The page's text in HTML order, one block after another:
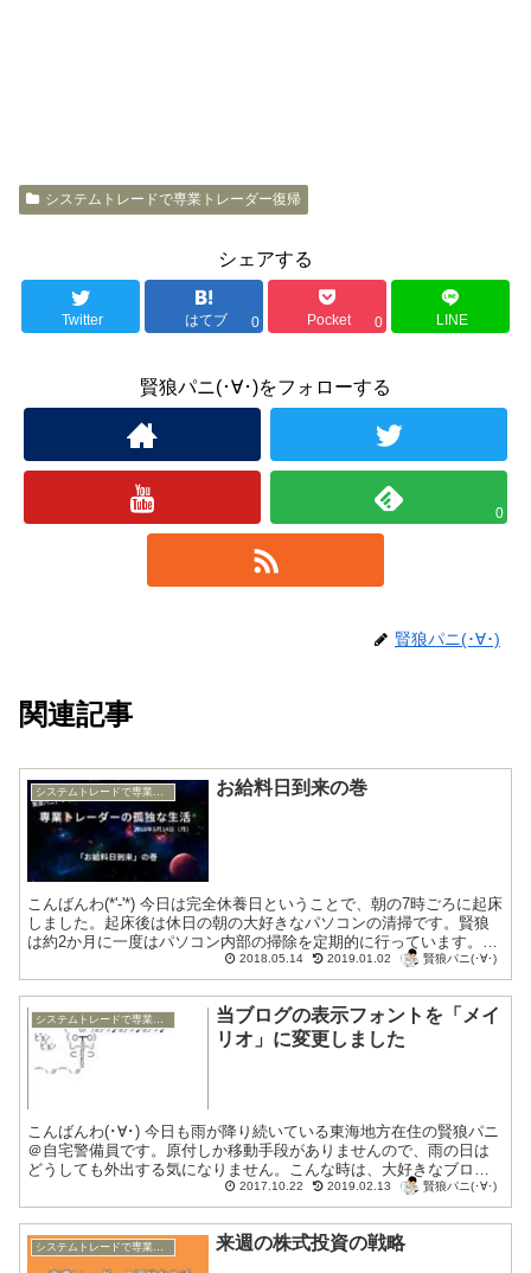
システムトレードで専業トレーダー復帰
シェアする
Twitter はてブ 0 Pocket 0 LINE
賢狼パニ(･∀･)をフォローする
0
賢狼パニ(･∀･)
関連記事
システムトレードで専業トレーダー復帰 お給料日到来の巻
こんばんわ(*'-'*) 今日は完全休養日ということで、朝の7時ごろに起床
しました。起床後は休日の朝の大好きなパソコンの清掃です。賢狼
は約2か月に一度はパソコン内部の掃除を定期的に行っています。こ
れはとても重要なことなのです。...
2018.05.14 2019.01.02 賢狼パニ(･∀･)
システムトレードで専業トレーダー復帰
当ブログの表示フォントを「メイ
リオ」に変更しました
こんばんわ(･∀･) 今日も雨が降り続いている東海地方在住の賢狼パニ
＠自宅警備員です。原付しか移動手段がありませんので、雨の日は
どうしても外出する気になりません。こんな時は、大好きなブログ
のカスタマイズや執筆活動をするに限りま...
2017.10.22 2019.02.13 賢狼パニ(･∀･)
システムトレードで専業トレーダー復帰 来週の株式投資の戦略